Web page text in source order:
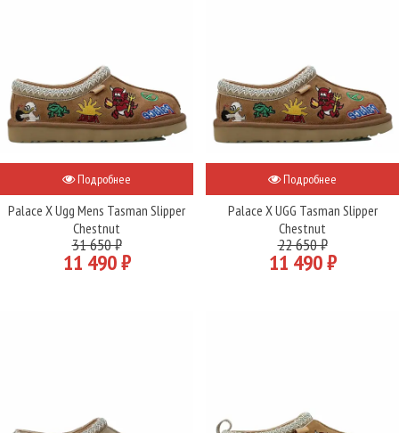
Подробнее
Palace X Ugg Mens Tasman Slipper
Chestnut
31 650 ₽
11 490 ₽
Подробнее
Palace X UGG Tasman Slipper
Chestnut
22 650 ₽
11 490 ₽